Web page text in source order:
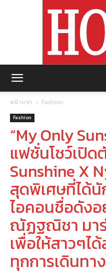
หน้าแรก Fashion
Fashion
“My Only
แฟชั่นโชว์เปิด
Sunshine X
สุดพิเศษที่ได้
ไอคอนชื่อดัง
ณัฏฐณิชา มา
เพื่อให้สาวๆไ
ทุกการเดินท